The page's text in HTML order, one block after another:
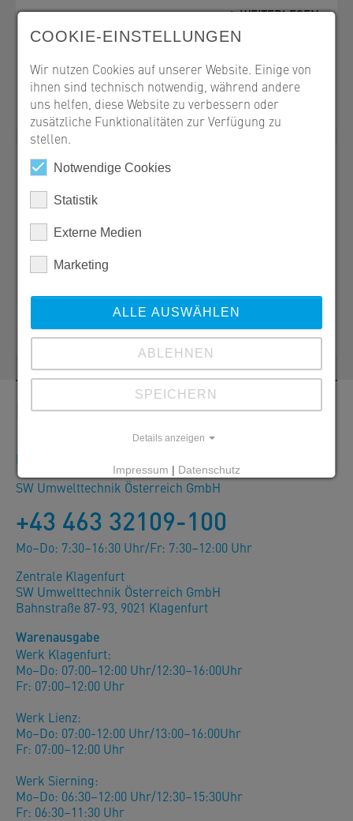
WEITERLESEN
SW Umwelttechnik Österreich GmbH
9021 Klagenfurt, Bahnstraße 87-93
Office
office@sw-umwelttechnik.at
Kontakt
Bestellungen, Angebote und Produktinformationen
SW Umwelttechnik Österreich GmbH
+43 463 32109-100
Mo–Do: 7:30–16:30 Uhr/Fr: 7:30–12:00 Uhr
Zentrale Klagenfurt
SW Umwelttechnik Österreich GmbH
Bahnstraße 87-93, 9021 Klagenfurt
Warenausgabe
Werk Klagenfurt:
Mo–Do: 07:00–12:00 Uhr/12:30–16:00Uhr
Fr: 07:00–12:00 Uhr
Werk Lienz:
Mo–Do: 07:00-12:00 Uhr/13:00–16:00Uhr
Fr: 07:00–12:00 Uhr
Werk Sierning:
Mo–Do: 06:30–12:00 Uhr/12:30–15:30Uhr
Fr: 06:30–11:30 Uhr
COOKIE-EINSTELLUNGEN
Wir nutzen Cookies auf unserer Website. Einige von
ihnen sind technisch notwendig, während andere
uns helfen, diese Website zu verbessern oder
zusätzliche Funktionalitäten zur Verfügung zu
stellen.
Notwendige Cookies
Statistik
Externe Medien
Marketing
ALLE AUSWÄHLEN
ABLEHNEN
SPEICHERN
Details anzeigen
Impressum | Datenschutz